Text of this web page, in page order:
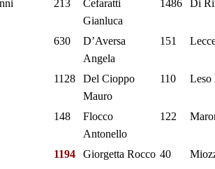
213
Cefaratti
Gianluca
1486 Di
630
D’Aversa
Angela
151
1128
Del Cioppo
Mauro
110
148
Flocco
Antonello
122
1194 Giorgetta Rocco 40